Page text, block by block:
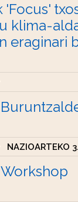
'Focus'
klima-
eraginari
NAZIOARTEKO